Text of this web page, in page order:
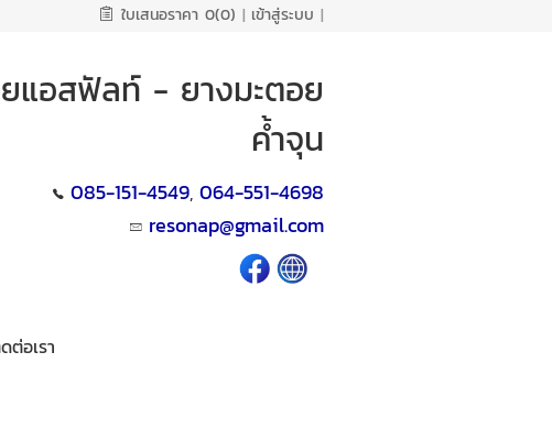
ใบเสนอราคา 0(0) | เข้าสู่ระบบ |
แอสฟัลท์ - ยางมะตอย
ค้ำจุน
085-151-4549, 064-551-4698
resonap@gmail.com​
ต่อเรา